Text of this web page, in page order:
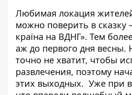
Любимая локация
можно поверить в сказку
країна на ВДНГ». Тем
аж до первого дня весны.
точно не хватит, чтобы
развлечения, поэтому
этих выходных. Уже при